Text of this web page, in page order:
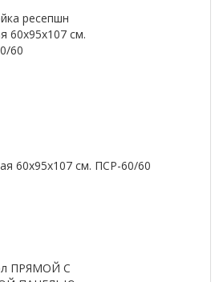
60х95х107 см. ПСР-60/60